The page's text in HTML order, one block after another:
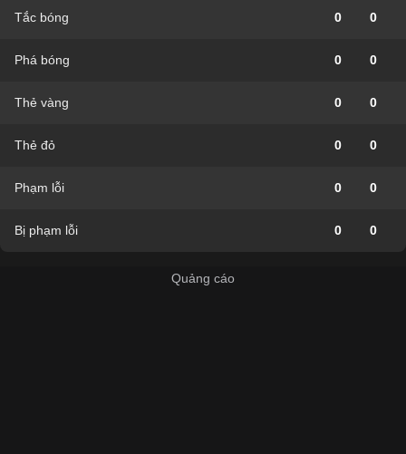
Tắc bóng 0 0
Phá bóng 0 0
Thẻ vàng 0 0
Thẻ đỏ 0 0
Phạm lỗi 0 0
Bị phạm lỗi 0 0